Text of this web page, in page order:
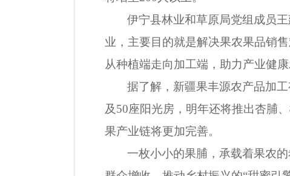
伊宁县林业和草原局党组成员
业，主要目的就是解决果农果品销
从种植端走向加工端，助力产业健
据了解，新疆果丰源农产品加
及50座阳光房，明年还将推出杏脯
果产业链将更加完善。
一枚小小的果脯，承载着果农